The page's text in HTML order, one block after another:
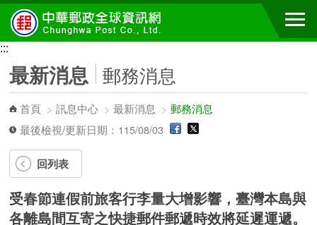
跳到主要內容區塊
:::
最新消息 郵務消息
首頁 >訊息中心 >最新消息 >郵務消息
最後檢視/更新日期：115/08/03
回列表
受春節連假前旅客行李量大增影響，臺灣本島與
各離島間互寄之快捷郵件郵遞時效將延遲運遞。